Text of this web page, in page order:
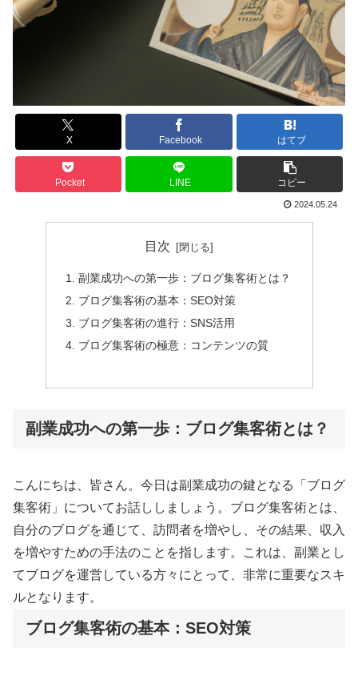
X Facebook はてブ
Pocket LINE コピー
2024.05.24
目次
副業成功への第一歩：ブログ集客術とは？
ブログ集客術の基本：SEO対策
ブログ集客術の進行：SNS活用
ブログ集客術の極意：コンテンツの質
副業成功への第一歩：ブログ集客術とは？
こんにちは、皆さん。今日は副業成功の鍵となる「ブログ
集客術」についてお話ししましょう。ブログ集客術とは、
自分のブログを通じて、訪問者を増やし、その結果、収入
を増やすための手法のことを指します。これは、副業とし
てブログを運営している方々にとって、非常に重要なスキ
ルとなります。
ブログ集客術の基本：SEO対策